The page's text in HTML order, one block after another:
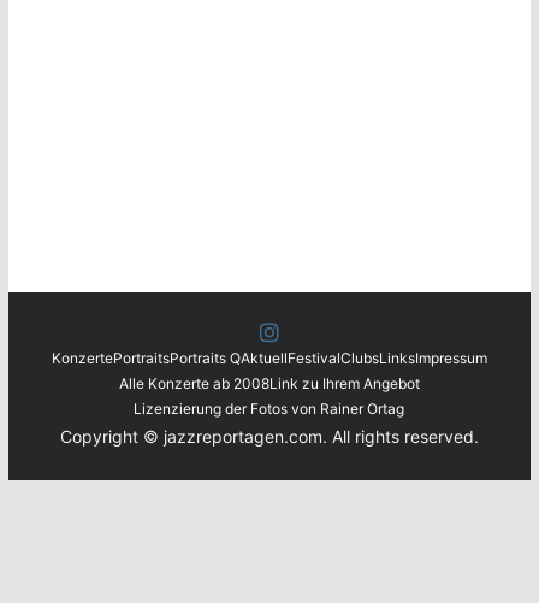
KonzertePortraitsPortraits QAktuellFestivalClubsLinksImpressum
Alle Konzerte ab 2008Link zu Ihrem Angebot
Lizenzierung der Fotos von Rainer Ortag
Copyright © jazzreportagen.com. All rights reserved.